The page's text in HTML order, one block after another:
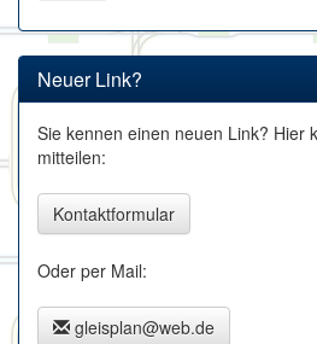
Neuer Link?
Sie kennen einen neuen Link? Hier
mitteilen:
Kontaktformular
Oder per Mail:
gleisplan@web.de